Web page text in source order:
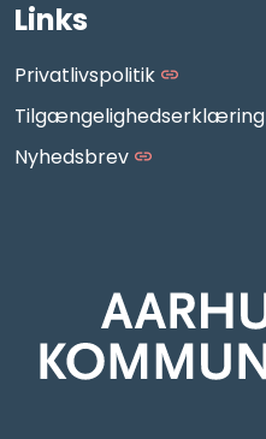
Links
Privatlivspolitik
Tilgængelighedserklæring
Nyhedsbrev